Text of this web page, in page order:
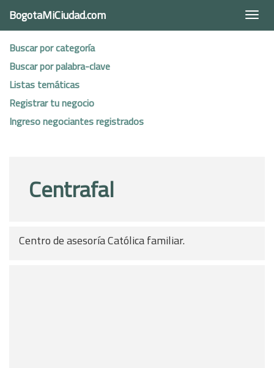
BogotaMiCiudad.com
Buscar por categoría
Buscar por palabra-clave
Listas temáticas
Registrar tu negocio
Ingreso negociantes registrados
Centrafal
Centro de asesoría Católica familiar.